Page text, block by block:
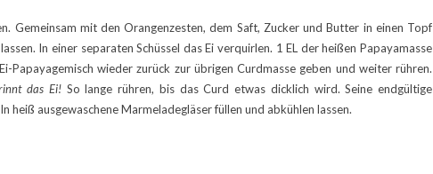
Gemeinsam mit den Orangenzesten, dem Saft, Zucker und Butter in einen Topf
In einer separaten Schüssel das Ei verquirlen. 1 EL der heißen Papayamasse
Papayagemisch wieder zurück zur übrigen Curdmasse geben und weiter rühren.
das Ei! So lange rühren, bis das Curd etwas dicklich wird. Seine endgültige
heiß ausgewaschene Marmeladegläser füllen und abkühlen lassen.